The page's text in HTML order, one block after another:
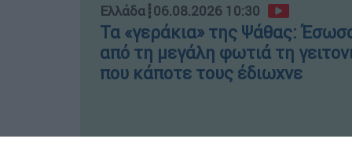
Ελλάδα┋06.08.2026 10:30
Τα «γεράκια» της Ψάθας:
από τη μεγάλη φωτιά τη
που κάποτε τους έδιωχνε